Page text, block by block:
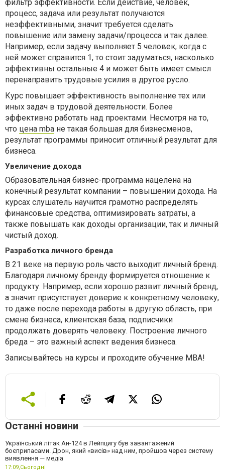
фильтр эффективности. Если действие, человек,
процесс, задача или результат получаются
неэффективными, значит требуется сделать
повышение или замену задачи/процесса и так далее.
Например, если задачу выполняет 5 человек, когда с
ней может справится 1, то стоит задуматься, насколько
эффективны остальные 4 и может быть имеет смысл
перенаправить трудовые усилия в другое русло.
Курс повышает эффективность выполнение тех или
иных задач в трудовой деятельности. Более
эффективно работать над проектами. Несмотря на то,
что цена mba не такая большая для бизнесменов,
результат программы приносит отличный результат для
бизнеса.
Увеличение дохода
Образовательная бизнес-программа нацелена на
конечный результат компании – повышении дохода. На
курсах слушатель научится грамотно распределять
финансовые средства, оптимизировать затраты, а
также повышать как доходы организации, так и личный
чистый доход.
Разработка личного бренда
В 21 веке на первую роль часто выходит личный бренд.
Благодаря личному бренду формируется отношение к
продукту. Например, если хорошо развит личный бренд,
а значит присутствует доверие к конкретному человеку,
то даже после перехода работы в другую область, при
смене бизнеса, клиентская база, подписчики
продолжать доверять человеку. Построение личного
бреда – это важный аспект ведения бизнеса.
Записывайтесь на курсы и проходите обучение MBA!
Останні новини
Український літак Ан-124 в Лейпцигу був завантажений
боєприпасами. Дрон, який «висів» над ним, пройшов через систему
виявлення — медіа
17:09,Сьогодні